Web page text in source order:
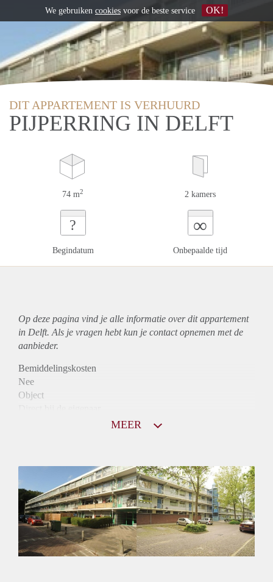
DIT APPARTEMENT IS VERHUURD
PIJPERRING IN DELFT
74 m2 2 kamers
?
Begindatum
∞
Onbepaalde tijd
Op deze pagina vind je alle informatie over ditappartement
in Delft. Als je vragen hebt kun je contact opnemen met de
aanbieder.
Bemiddelingskosten
Nee
Object
Mogelijk
Inkomen eis
N.V.T.
Huurtermijn
Onbepaalde termijn
Oplevering
MEER
We gebruiken cookies voor de beste service OK!